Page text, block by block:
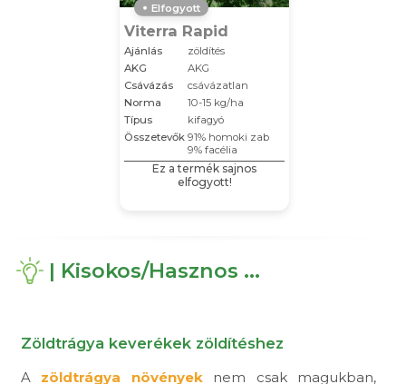
Elfogyott
Viterra Rapid
Ajánlás
zöldítés
AKG
AKG
Csávázás
csávázatlan
Norma
10-15 kg/ha
Típus
kifagyó
Összetevők 91% homoki zab
9% facélia
Ez a termék sajnos
elfogyott!
| Kisokos/Hasznos ...
Zöldtrágya keverékek zöldítéshez
A zöldtrágya növényeknem csak magukban,